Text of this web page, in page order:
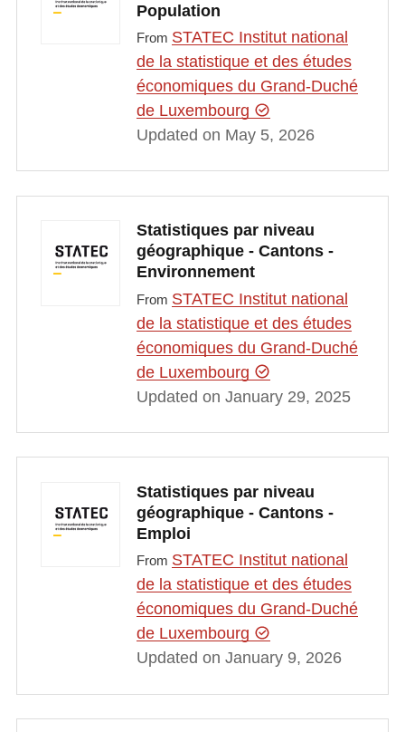
Population
From STATEC Institut national
de la statistique et des études
économiques du Grand-Duché
de Luxembourg
Updated on May 5, 2026
Statistiques par niveau
géographique - Cantons -
Environnement
From STATEC Institut national
de la statistique et des études
économiques du Grand-Duché
de Luxembourg
Updated on January 29, 2025
Statistiques par niveau
géographique - Cantons -
Emploi
From STATEC Institut national
de la statistique et des études
économiques du Grand-Duché
de Luxembourg
Updated on January 9, 2026